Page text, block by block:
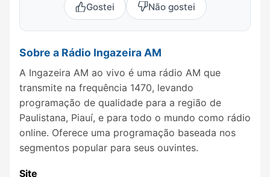
Gostei Não gostei
Sobre a Rádio Ingazeira AM
A Ingazeira AM ao vivo é uma rádio AM que
transmite na frequência 1470, levando
programação de qualidade para a região de
Paulistana, Piauí, e para todo o mundo como rádio
online. Oferece uma programação baseada nos
segmentos popular para seus ouvintes.
Site